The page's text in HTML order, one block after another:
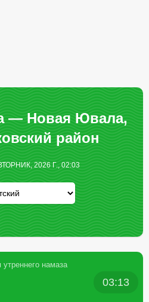
— Новая Ювала,
район
2026 Г., 02:03
утреннего намаза
03:13